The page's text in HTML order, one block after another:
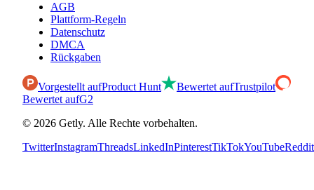
AGB
Plattform-Regeln
Datenschutz
DMCA
Rückgaben
Vorgestellt aufProduct Hunt Bewertet aufTrustpilot
Bewertet aufG2
© 2026 Getly. Alle Rechte vorbehalten.
TwitterInstagramThreadsLinkedInPinterestTikTokYouTubeReddit